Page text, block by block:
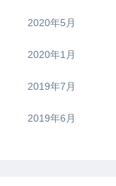
2020年5月
2020年1月
2019年7月
2019年6月